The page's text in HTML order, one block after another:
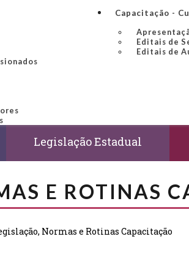
Capacitação -
Editais de
Editais de
Legislação Estadual
E ROTINAS
Normas e Rotinas Capacitação